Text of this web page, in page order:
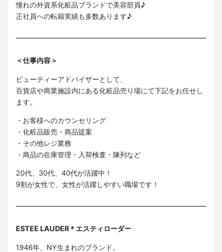
憧れの外資系化粧品ブランドで美容部員♪
正社員への転籍実績も多数あります♪
＜仕事内容＞
ビューティーアドバイザーとして、
百貨店や商業施設内にある化粧品売り場にて下記をお任せし
ます。
・お客様へのカウンセリング
・化粧品販売・商品提案
・その他レジ業務
・商品の在庫管理・入荷検査・陳列など
20代、30代、40代が活躍中！
9割が女性で、女性が活躍しやすい職場です！
ESTEE LAUDER＊エスティローダー
1946年、NY生まれのブランド。